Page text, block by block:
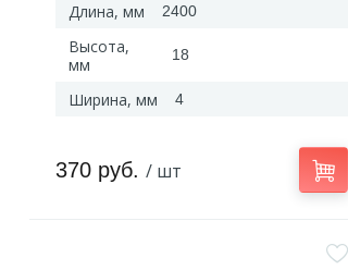
Длина, мм 2400
Высота,
мм
18
Ширина, мм 4
370 руб. / шт